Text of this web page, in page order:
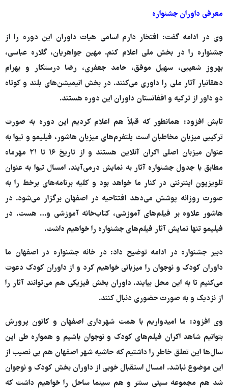
معرفی داوران جشنواره
وی در ادامه گفت: افتخار دارم اسامی هیات داوران این دوره را از
جشنواره را در بخش ملی اعلام کنم. مهین جواهریان، گلاره عباسی،
بهروز شعیبی، سهیل موفق، حامد جعفری، رضا درستکار و بهرام
دهقانیار آثار ملی را داوری می‌کنند. در بخش انیمیشن‌های بلند و کوتاه
دو داور از ترکیه و افغانستان داوران این دوره هستند.
تابش افزود: همانطور که قبلاً هم اعلام کردیم این دوره به صورت
ترکیبی میزبان مخاطبان است پلتفرم‌های میزبان هاشور، فیلیمو و تیوا به
عنوان میزبان اصلی اکران آنلاین هستند و از تاریخ ۱۶ تا ۲۱ مهرماه
مطابق با جدول جشنواره آثار به نمایش درمی‌آیند. امسال تیوا به عنوان
تلویزیون اینترنتی در کنار ما خواهد بود و کلیه برنامه‌های برخط را به
صورت روزانه پوشش می‌دهد افتتاحیه در اصفهان برگزار می‌شود. در
هاشور علاوه بر فیلم‌های آموزشی، کتاب‌خانه آموزشی و… هست. در
فیلیمو تنها نمایش آثار فیلم‌های جشنواره را خواهیم داشت.
دبیر جشنواره در ادامه توضیح داد: در خانه جشنواره در اصفهان ما
داوران کودک و نوجوان را میزبانی خواهیم کرد و از داوران کودک دعوت
می‌کنیم تا به این محل بیایند. داوران بخش فیزیکی هم می‌توانند آثار را
از نزدیک و به صورت حضوری دنبال کنند.
وی افزود: ما امیدواریم با همت شهرداری اصفهان و کانون پرورش
بتوانیم شاهد اکران فیلم‌های کودک و نوجوان باشیم و همواره طی این
سال‌ها این تعلق خاطر را داشتیم که حاشیه شهر اصفهان هم بی نصیب از
این موضوع نباشد. امسال استقبال خوبی از داوران بخش کودک و نوجوان
شد هم مجموعه سیتی سنتر و هم سینما ساحل را خواهیم داشت که